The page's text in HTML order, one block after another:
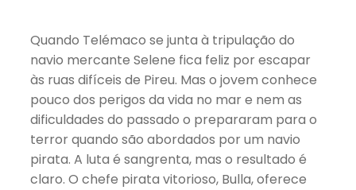
Quando Telémaco se junta à tripulação do
navio mercante Selene fica feliz por escapar
às ruas difíceis de Pireu. Mas o jovem conhece
pouco dos perigos da vida no mar e nem as
dificuldades do passado o prepararam para o
terror quando são abordados por um navio
pirata. A luta é sangrenta, mas o resultado é
claro. O chefe pirata vitorioso, Bulla, oferece